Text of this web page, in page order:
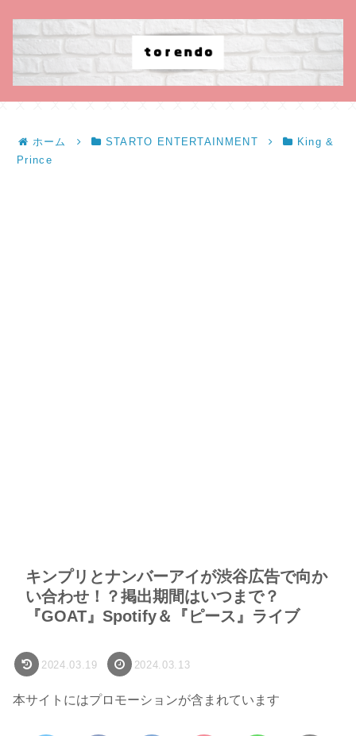
ホーム STARTO ENTERTAINMENT
King &
Prince
キンプリとナンバーアイが渋谷広告で向か
い合わせ！？掲出期間はいつまで？
『GOAT』Spotify＆『ピース』ライブ
2024.03.19 2024.03.13
本サイトにはプロモーションが含まれています